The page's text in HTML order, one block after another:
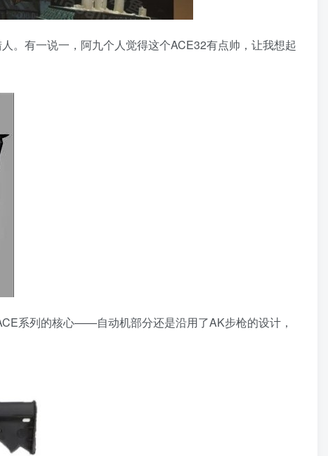
。有一说一，阿九个人觉得这个ACE32有点帅，让我想起
系列的核心——自动机部分还是沿用了AK步枪的设计，